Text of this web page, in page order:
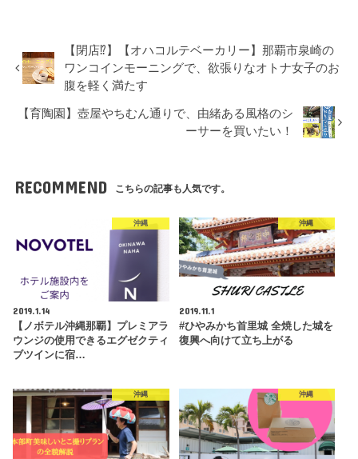
【閉店⁉︎】【オハコルテベーカリー】那覇市泉崎の
ワンコインモーニングで、欲張りなオトナ女子のお
腹を軽く満たす
【育陶園】壺屋やちむん通りで、由緒ある風格のシ
ーサーを買いたい！
RECOMMEND こちらの記事も人気です。
沖縄
2019.1.14
【ノボテル沖縄那覇】プレミアラ
ウンジの使用できるエグゼクティ
ブツインに宿…
沖縄
2019.11.1
#ひやみかち首里城 全焼した城を
復興へ向けて立ち上がる
沖縄 沖縄